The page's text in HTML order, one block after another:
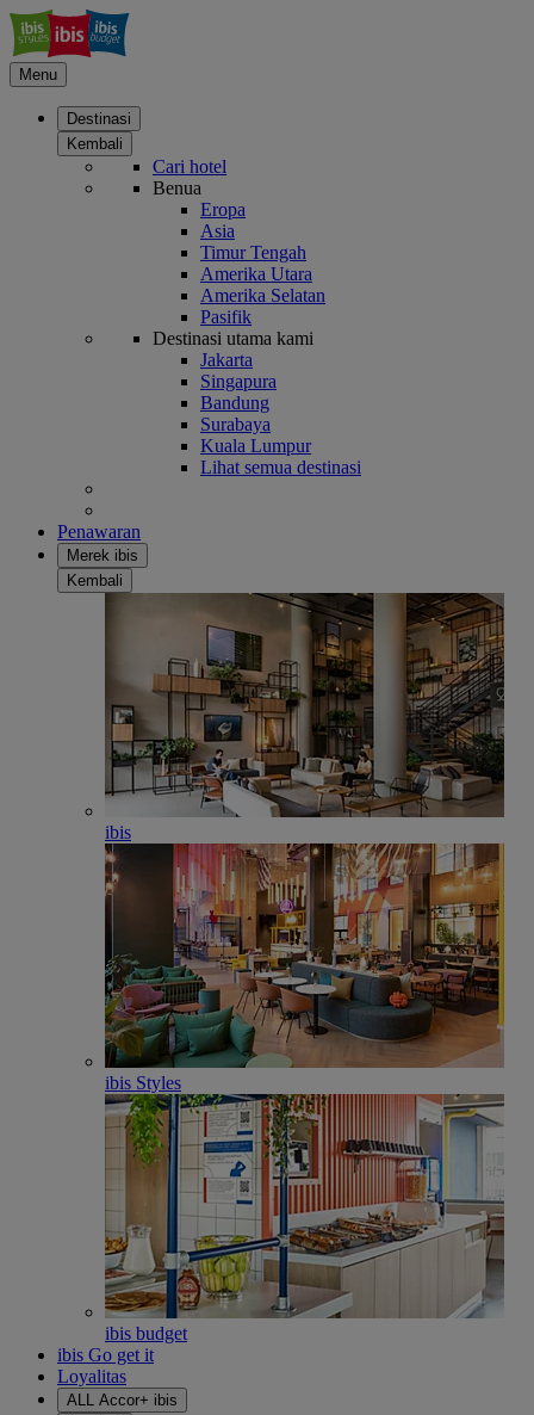
Menu
Destinasi
Kembali
Cari hotel
Benua
Eropa
Asia
Timur Tengah
Amerika Utara
Amerika Selatan
Pasifik
Destinasi utama kami
Jakarta
Singapura
Bandung
Surabaya
Kuala Lumpur
Lihat semua destinasi
Penawaran
Merek ibis
Kembali
ibis
ibis Styles
ibis budget
ibis Go get it
Loyalitas
ALL Accor+ ibis